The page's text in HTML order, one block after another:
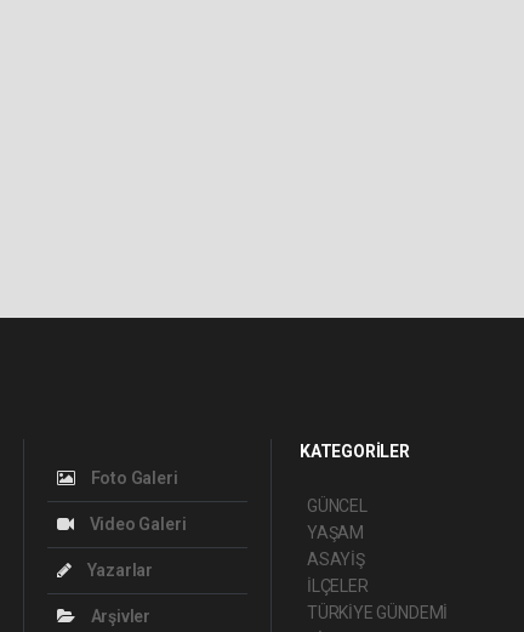
Foto Galeri
Video Galeri
Yazarlar
Arşivler
KATEGORİLER
GÜNCEL
YAŞAM
ASAYİŞ
İLÇELER
TÜRKİYE GÜNDEMİ